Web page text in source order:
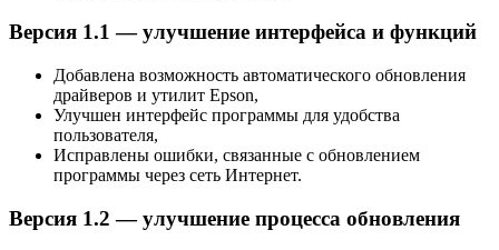
Версия 1.1 — улучшение интерфейса и функций
Добавлена возможность автоматического обновления
драйверов и утилит Epson,
Улучшен интерфейс программы для удобства
пользователя,
Исправлены ошибки, связанные с обновлением
программы через сеть Интернет.
Версия 1.2 — улучшение процесса обновления